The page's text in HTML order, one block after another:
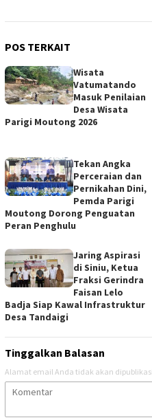
POS TERKAIT
Wisata
Vatumatando
Masuk Penilaian
Desa Wisata
Parigi Moutong 2026
Tekan Angka
Perceraian dan
Pernikahan Dini,
Pemda Parigi
Moutong Dorong Penguatan
Peran Penghulu
Jaring Aspirasi
di Siniu, Ketua
Fraksi Gerindra
Faisan Lelo
Badja Siap Kawal Infrastruktur
Desa Tandaigi
Tinggalkan Balasan
Alamat email Anda tidak akan